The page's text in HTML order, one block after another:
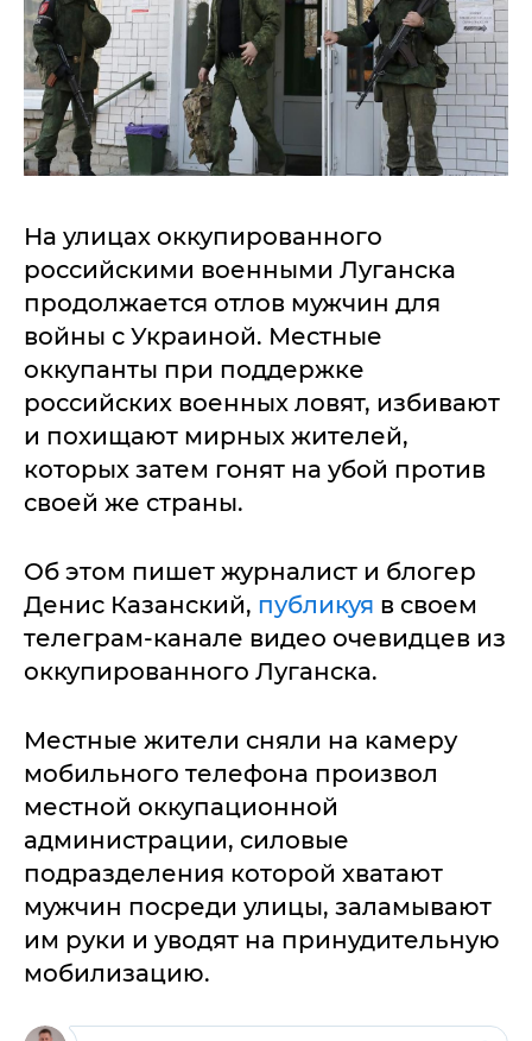
На улицах оккупированного
российскими военными Луганска
продолжается отлов мужчин для
войны с Украиной. Местные
оккупанты при поддержке
российских военных ловят, избивают
и похищают мирных жителей,
которых затем гонят на убой против
своей же страны.
Об этом пишет журналист и блогер
Денис Казанский, публикуя в своем
телеграм-канале видео очевидцев из
оккупированного Луганска.
Местные жители сняли на камеру
мобильного телефона произвол
местной оккупационной
администрации, силовые
подразделения которой хватают
мужчин посреди улицы, заламывают
им руки и уводят на принудительную
мобилизацию.